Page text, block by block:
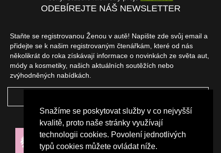
Snažíme se poskytovat služby v co nejvyšší
kvalitě, proto naše stránky využívají
technologii cookies. Povolení jednotlivých
typů cookies můžete ovládat níže.
ODEBÍREJTE NÁŠ NEWSLETTER
Staňte se registrovanou Ženou v autě! Napište zde svůj email a
přidejte se k našim registrovaným čtenářkám, které od nás
několikrát do roka získávají informace o novinkách ze světa aut,
módy a kosmetiky, našich aktuálních soutěžích nebo
zvýhodněných nabídkách.
NAŠI PARTNEŘI